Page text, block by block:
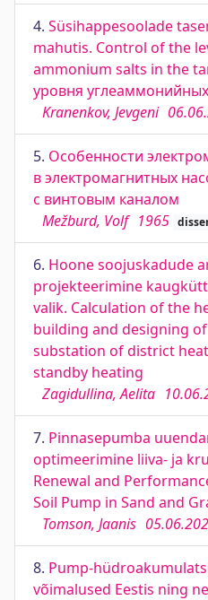
4. Süsihappesoolade
mahutis. Control of the
ammonium salts in the
уровня
Kranenkov, Jevgeni
5. Особенности
в электромагнитных
с винтовым каналом
Mežburd, Volf 1965
6. Hoone soojuskadude
projekteerimine
valik. Calculation of the
building and designing
substation of district
standby heating
Zagidullina, Aelita
7. Pinnasepumba
optimeerimine liiva- ja
Renewal and
Soil Pump in Sand and
Tomson, Jaanis
8. Pump-
võimalused Eestis ning